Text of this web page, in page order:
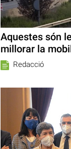
Aquestes són
millorar la
Redacció